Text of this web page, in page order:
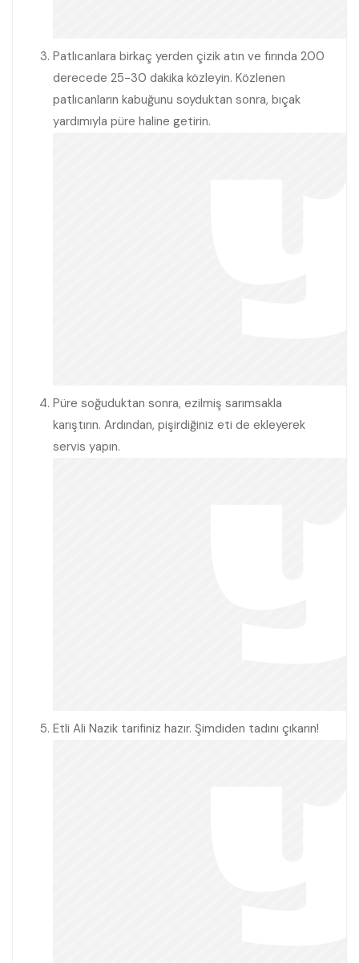
Patlıcanlara birkaç yerden çizik atın ve fırında 200
derecede 25-30 dakika közleyin. Közlenen
patlıcanların kabuğunu soyduktan sonra, bıçak
yardımıyla püre haline getirin.
Püre soğuduktan sonra, ezilmiş sarımsakla
karıştırın. Ardından, pişirdiğiniz eti de ekleyerek
servis yapın.
Etli Ali Nazik tarifiniz hazır. Şimdiden tadını çıkarın!